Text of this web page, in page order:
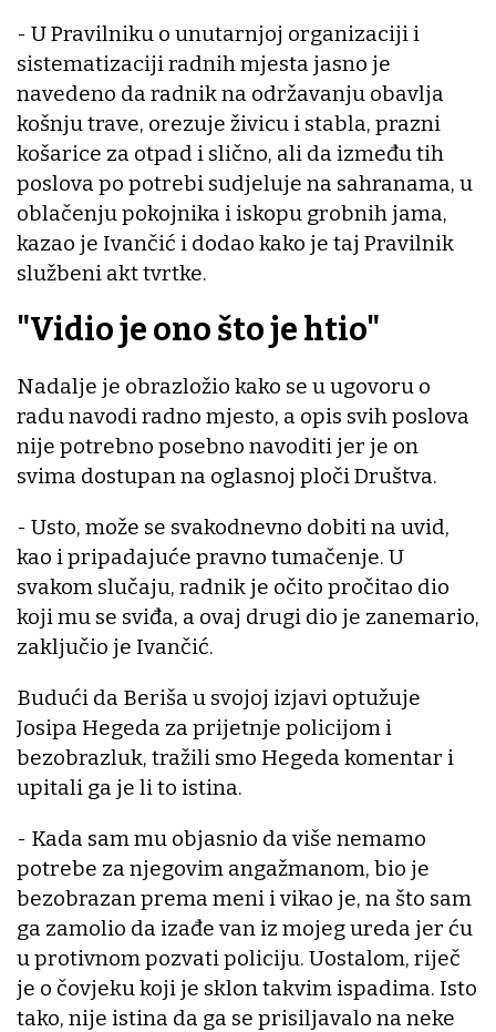
- U Pravilniku o unutarnjoj organizaciji i
sistematizaciji radnih mjesta jasno je
navedeno da radnik na održavanju obavlja
košnju trave, orezuje živicu i stabla, prazni
košarice za otpad i slično, ali da između tih
poslova po potrebi sudjeluje na sahranama, u
oblačenju pokojnika i iskopu grobnih jama,
kazao je Ivančić i dodao kako je taj Pravilnik
službeni akt tvrtke.
"Vidio je ono što je htio"
Nadalje je obrazložio kako se u ugovoru o
radu navodi radno mjesto, a opis svih poslova
nije potrebno posebno navoditi jer je on
svima dostupan na oglasnoj ploči Društva.
- Usto, može se svakodnevno dobiti na uvid,
kao i pripadajuće pravno tumačenje. U
svakom slučaju, radnik je očito pročitao dio
koji mu se sviđa, a ovaj drugi dio je zanemario,
zaključio je Ivančić.
Budući da Beriša u svojoj izjavi optužuje
Josipa Hegeda za prijetnje policijom i
bezobrazluk, tražili smo Hegeda komentar i
upitali ga je li to istina.
- Kada sam mu objasnio da više nemamo
potrebe za njegovim angažmanom, bio je
bezobrazan prema meni i vikao je, na što sam
ga zamolio da izađe van iz mojeg ureda jer ću
u protivnom pozvati policiju. Uostalom, riječ
je o čovjeku koji je sklon takvim ispadima. Isto
tako, nije istina da ga se prisiljavalo na neke